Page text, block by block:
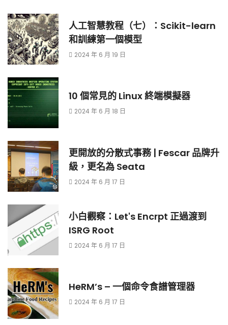
人工智慧教程（七）：Scikit-learn
和訓練第一個模型
2024 年 6 月 19 日
10 個常見的 Linux 終端模擬器
2024 年 6 月 18 日
更開放的分散式事務 | Fescar 品牌升
級，更名為 Seata
2024 年 6 月 17 日
小白觀察：Let's Encrpt 正過渡到
ISRG Root
2024 年 6 月 17 日
HeRM’s – 一個命令食譜管理器
2024 年 6 月 17 日